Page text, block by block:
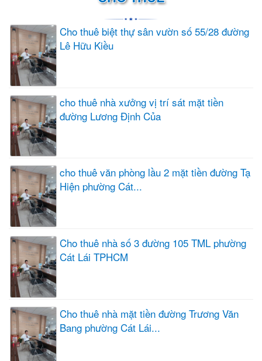
Cho thuê biệt thự sân vườn số 55/28 đường
Lê Hữu Kiều
cho thuê nhà xưởng vị trí sát mặt tiền
đường Lương Định Của
cho thuê văn phòng lầu 2 mặt tiền đường Tạ
Hiện phường Cát...
Cho thuê nhà số 3 đường 105 TML phường
Cát Lái TPHCM
Cho thuê nhà mặt tiền đường Trương Văn
Bang phường Cát Lái...